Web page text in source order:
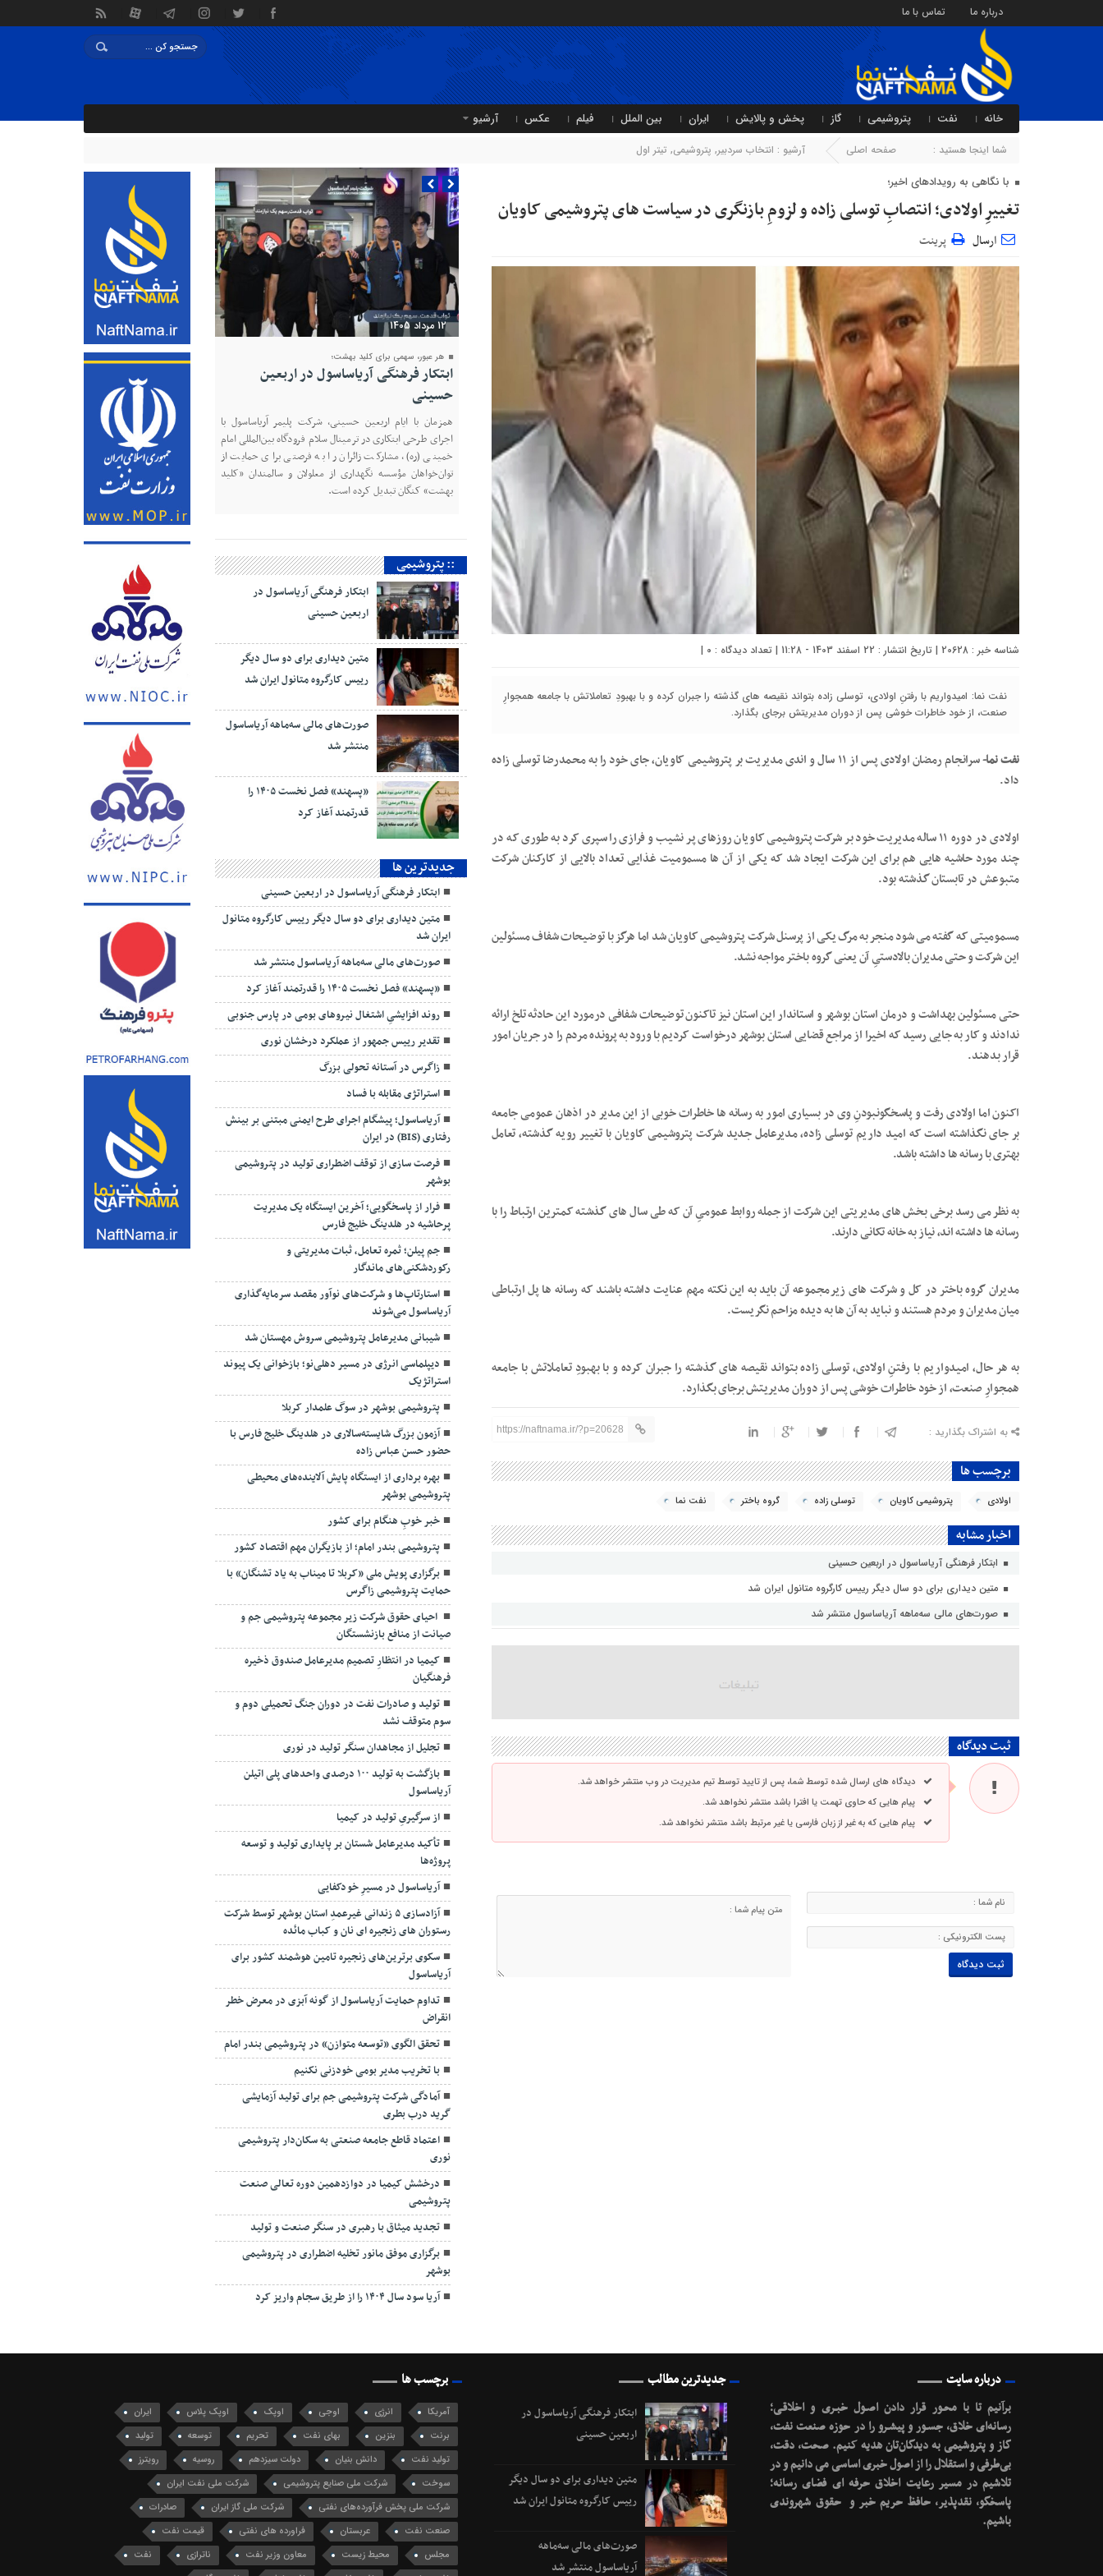
درباره ما تماس با ما
خانه نفت پتروشیمی گاز پخش و پالایش ایران بین الملل فیلم عکس آرشیو
شما اینجا هستید : صفحه اصلی آرشیو : انتخاب سردبیر, پتروشیمی, تیتر اول
با نگاهی به رویدادهای اخیر؛
تغییرِ اولادی؛ انتصابِ توسلی زاده و لزومِ بازنگری در سیاست های پتروشیمی کاویان
ارسال پرینت
شناسه خبر : 20628 | تاریخ انتشار : 22 اسفند 1403 - 11:28 | تعداد دیدگاه : ۰ |
نفت نما: امیدواریم با رفتنِ اولادی، توسلی زاده بتواند نقیصه های گذشته را جبران کرده و با بهبودِ تعاملاتش با جامعه همجوارِ
صنعت، از خود خاطرات خوشی پس از دوران مدیریتش برجای بگذارد.
نفت نما-
سرانجام رمضان اولادی پس از ۱۱ سال و اندی مدیریت بر پتروشیمی کاویان، جای خود را به محمدرضا توسلی زاده
داد.
اولادی در دوره ۱۱ ساله مدیریت خود بر شرکت پتروشیمی کاویان روزهای پر نشیب و فرازی را سپری کرد به طوری که در
چند مورد حاشیه هایی هم برای این شرکت ایجاد شد که یکی از آن ها مسمومیت غذایی تعداد بالایی از کارکنان شرکت
متبوعش در تابستان گذشته بود.
مسمومیتی که گفته می شود منجر به مرگ یکی از پرسنل شرکت پتروشیمی کاویان شد اما هرگز با توضیحات شفاف مسئولین
این شرکت و حتی مدیران بالادستیِ آن یعنی گروه باختر مواجه نشد.
حتی مسئولین بهداشت و درمان استان بوشهر و استاندار این استان نیز تاکنون توضیحات شفافی درمورد این حادثه تلخ ارائه
ندادند و کار به جایی رسید که اخیرا از مراجع قضایی استان بوشهر درخواست کردیم با ورود به پرونده مردم را در جریان امور
قرار بدهند.
اکنون اما اولادی رفت و پاسخگونبودنِ وی در بسیاری امور به رسانه ها خاطرات خوبی از این مدیر در اذهان عمومی جامعه
بر جای نگذاشته است که امید داریم توسلی زاده، مدیرعامل جدید شرکت پتروشیمی کاویان با تغییر رویه گذشته، تعامل
بهتری با رسانه ها داشته باشد.
به نظر می رسد برخی بخش های مدیریتی این شرکت از جمله روابط عمومیِ آن که طی سال های گذشته کمترین ارتباط را با
رسانه ها داشته اند، نیاز به خانه تکانی دارند.
مدیران گروه باختر در کل و شرکت های زیرمجموعه آن باید به این نکته مهم عنایت داشته باشند که رسانه ها پل ارتباطی
میان مدیران و مردم هستند و نباید به آن ها به دیده مزاحم نگریست.
به هر حال، امیدواریم با رفتنِ اولادی، توسلی زاده بتواند نقیصه های گذشته را جبران کرده و با بهبودِ تعاملاتش با جامعه
همجوارِ صنعت، از خود خاطرات خوشی پس از دوران مدیریتش برجای بگذارد.
به اشتراک بگذارید : https://naftnama.ir/?p=20628
برچسب ها
اولادی پتروشیمی کاویان توسلی زاده گروه باختر نفت نما
اخبار مشابه
ابتکار فرهنگی آریاساسول در اربعین حسینی
متین دیداری برای دو سال دیگر رییس کارگروه متانول ایران شد
صورت‌های مالی سه‌ماهه آریاساسول منتشر شد
ثبت دیدگاه
دیدگاه های ارسال شده توسط شما، پس از تایید توسط تیم مدیریت در وب منتشر خواهد شد.
پیام هایی که حاوی تهمت یا افترا باشد منتشر نخواهد شد.
پیام هایی که به غیر از زبان فارسی یا غیر مرتبط باشد منتشر نخواهد شد.
11 مرداد 1405
متین دیداری برای دو سال دیگر رییس
کارگروه متانول ایران شد
متانول ایران، دکتر متین دیداری، مدیرعامل و‌ نائب رییس
هیئت مدیره شرکت پتروشیمی زاگرس، با رأی اعضای این
کارگروه، برای یک دوره دو ساله دیگر به عنوان رئیس کارگروه
متانول ایران انتخاب شد.
:: پتروشیمی
ابتکار فرهنگی آریاساسول در
اربعین حسینی
متین دیداری برای دو سال دیگر
رییس کارگروه متانول ایران شد
صورت‌های مالی سه‌ماهه آریاساسول
منتشر شد
«پسهند» فصل نخست ۱۴۰۵ را
قدرتمند آغاز کرد
جديدترين ها
ابتکار فرهنگی آریاساسول در اربعین حسینی
متین دیداری برای دو سال دیگر رییس کارگروه متانول
ایران شد
صورت‌های مالی سه‌ماهه آریاساسول منتشر شد
«پسهند» فصل نخست ۱۴۰۵ را قدرتمند آغاز کرد
روند افزایشیِ اشتغال نیروهای بومی در پارس جنوبی
تقدیر رییس جمهور از عملکرد درخشان نوری
زاگرس در آستانه تحولی بزرگ
استراتژی مقابله با فساد
آریاساسول؛ پیشگام اجرای طرح ایمنی مبتنی بر بینش
رفتاری (BIS) در ایران
فرصت سازی از توقف اضطراری تولید در پتروشیمی
بوشهر
فرار از پاسخگویی؛ آخرین ایستگاه یک مدیریت
پرحاشیه در هلدینگ خلیج فارس
جم پیلن؛ ثمره تعامل، ثبات مدیریتی و
رکوردشکنی‌های ماندگار
استارتاپ‌ها و شرکت‌های نوآور مقصد سرما‌یه‌گذاری
آریاساسول می‌شوند
شیبانی مدیرعامل پتروشیمی سروش مهستان شد
دیپلماسی انرژی در مسیر دهلی‌نو؛ بازخوانی یک پیوند
استراتژیک
پتروشیمی بوشهر در سوگ علمدار کربلا
آزمون بزرگ شایسته‌سالاری در هلدینگ خلیج فارس با
حضور حسن عباس زاده
بهره برداری از ایستگاه پایش آلاینده‌های محیطی
پتروشیمی بوشهر
خبر خوبِ هنگام برای کشور
پتروشیمی بندر امام؛ از بازیگران مهم اقتصاد کشور
برگزاری پویش ملی «کربلا تا میناب به یاد تشنگان» با
حمایت پتروشیمی زاگرس
احیای حقوق شرکت زیر مجموعه پتروشیمی جم و
صیانت از منافع بازنشستگان
کیمیا در انتظارِ تصمیم مدیرعامل صندوق ذخیره
فرهنگیان
تولید و صادرات نفت در دوران جنگ تحمیلی دوم و
سوم متوقف نشد
تجلیل از مجاهدان سنگر تولید در نوری
بازگشت به تولید ۱۰۰ درصدی واحدهای پلی اتیلن
آریاساسول
از سرگیریِ تولید در کیمیا
تأکید مدیرعامل شستان بر پایداری تولید و توسعه
پروژه‌ها
آریاساسول در مسیرِ خودکفایی
آزادسازی ۵ زندانی غیرعمدِ استان بوشهر توسط شرکت
رستوران های زنجیره ای نان و کباب مائده
سکوی برترین‌های زنجیره تامین هوشمند کشور برای
آریاساسول
تداوم حمایت آریاساسول از گونه آبزی در معرض خطر
انقراض
تحقق الگوی «توسعه متوازن» در پتروشیمی بندر امام
با تخریب مدیر بومی خودزنی نکنیم
آمادگی شرکت پتروشیمی جم برای تولید آزمایشی
گرید درب بطری
اعتماد قاطع جامعه صنعتی به سکان‌دار پتروشیمی
نوری
درخشش کیمیا در دوازدهمین دوره تعالی صنعت
پتروشیمی
تجدید میثاق با رهبری در سنگر صنعت و تولید
برگزاری موفق مانور تخلیه اضطراری در پتروشیمی
بوشهر
آریا سود سال ۱۴۰۴ را از طریق سجام واریز کرد
درباره سایت
برآنیم تا با محـور قرار دادن اصـول خبـری و اخلاقـی؛
رسانه‌ای خلاق، جسـور و پیشـرو را در حوزه صنعت نفت،
گاز و پتروشیمی به دیدگان‌تان هدیه کنیم.صحت، دقت،
بی‌طرفی و استقلال را از اصول خبری اساسی می دانیم و در
تلاشیم در مسیر رعایت اخلاق حرفه ای فضای رسانه؛
پاسخگو، نقدپذیر، حافظ حریم خبر و حقوق شهروندی
باشیم.
جدیدترین مطالب
اربعین حسینی
رییس کارگروه متانول ایران شد
آریاساسول منتشر شد
برچسب ها
آمریکا انرژی اوجی اوپک اوپک پلاس
ایران
برنت
بنزین بهای نفت تحریم توسعه
تولید
تولید نفت
دانش بنیان دولت سیزدهم روسیه
رویترز
سوخت
شرکت ملی صنایع پتروشیمی
شرکت ملی نفت ایران
شرکت ملی پخش فرآورده‌های نفتی
شرکت ملی گاز ایران
صادرات
صنعت نفت
عربستان فراورده های نفتی
قیمت نفت
مجلس
محیط زیست معاون وزیر نفت ناترازی
نفت
نفت برنت
نفت خام نفت نما نفت و گاز